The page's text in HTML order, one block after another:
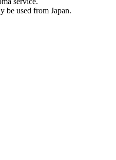
be used from Japan.